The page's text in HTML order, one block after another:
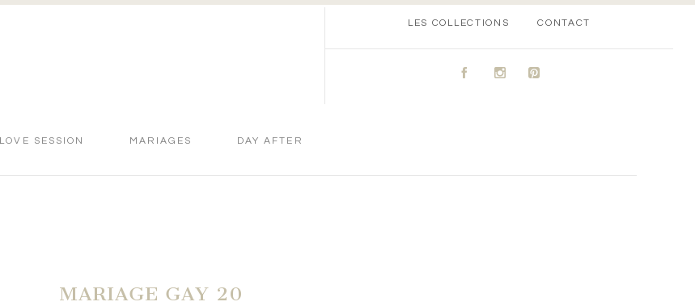
LES COLLECTIONS CONTACT
A C D
LOVE SESSION MARIAGES DAY AFTER
MARIAGE GAY 20